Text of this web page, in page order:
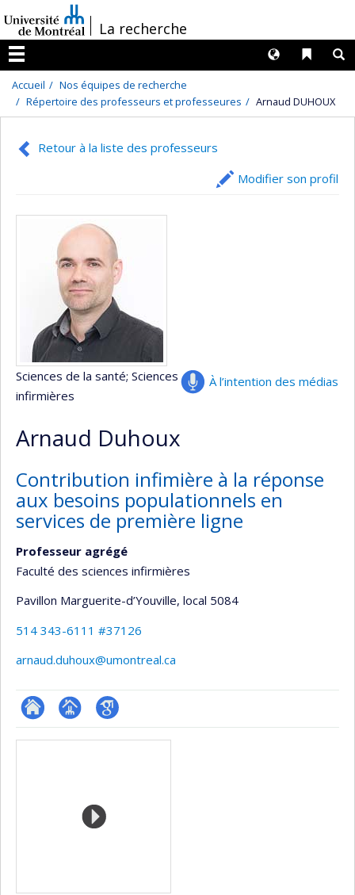
au
contenu
/La recherche
Menu
Liens
Langues
Accueil
Nos équipes de recherche
Répertoire des professeurs et professeures
Arnaud DUHOUX
Retour à la liste des professeurs
Modifier son profil
À l’intention des médias
Sciences de la santé; Sciences
infirmières
Arnaud Duhoux
Contribution infimière à la réponse
aux besoins populationnels en
services de première ligne
Professeur agrégé
Faculté des sciences infirmières
Pavillon Marguerite-d’Youville, local 5084
514 343-6111 #37126
arnaud.duhoux@umontreal.ca
ResearchGate
Page Google
Médias